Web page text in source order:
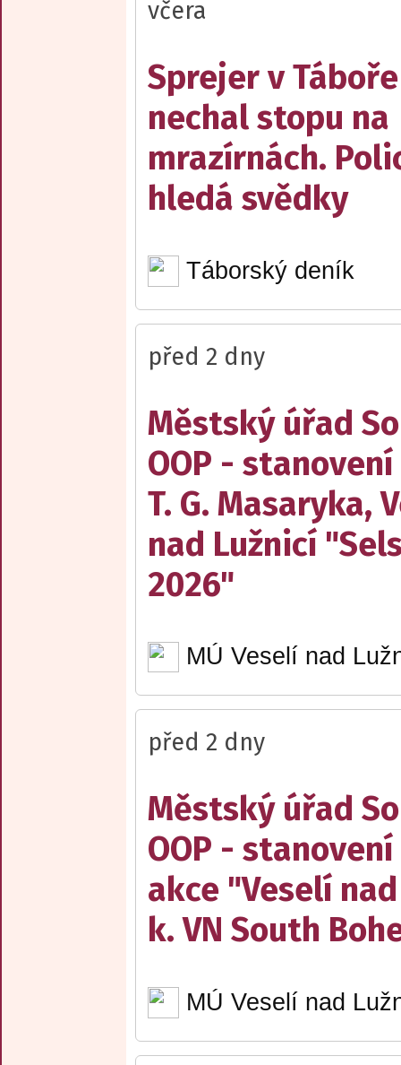
včera
Sprejer v Táboře
nechal stopu na
mrazírnách.
hledá svědky
Táborský deník
před 2 dny
Městský úřad
OOP -
T. G. Masaryka,
nad Lužnicí
2026"
MÚ Veselí nad
před 2 dny
Městský úřad
OOP -
akce "Veselí
k. VN South
MÚ Veselí nad